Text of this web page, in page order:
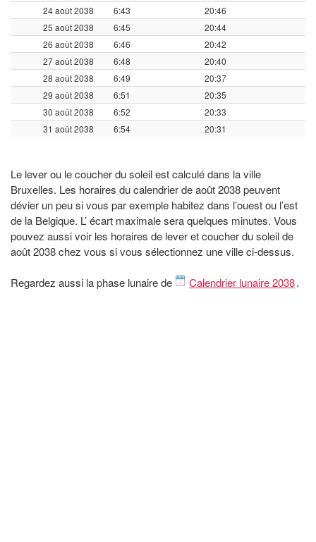
24 août 2038
6:43
20:46
25 août 2038
6:45
20:44
26 août 2038
6:46
20:42
27 août 2038
6:48
20:40
28 août 2038
6:49
20:37
29 août 2038
6:51
20:35
30 août 2038
6:52
20:33
31 août 2038
6:54 20:31
Le lever ou le coucher du soleil est calculé dans la ville
Bruxelles. Les horaires du calendrier de août 2038 peuvent
dévier un peu si vous par exemple habitez dans l’ouest ou l’est
de la Belgique. L’ écart maximale sera quelques minutes. Vous
pouvez aussi voir les horaires de lever et coucher du soleil de
août 2038 chez vous si vous sélectionnez une ville ci-dessus.
Regardez aussi la phase lunaire de Calendrier lunaire 2038.